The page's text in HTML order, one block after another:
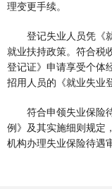
理变更手续。
登记失业人员凭《就
就业扶持政策。符合税
登记证》申请享受个体
招用人员的《就业失业
符合申领失业保险待
例》及其实施细则规定
机构办理失业保险待遇